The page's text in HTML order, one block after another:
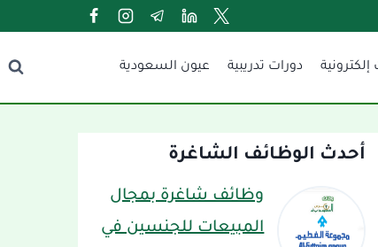
دورات تدريبية عيون السعودية
أحدث الوظائف الشاغرة
وظائف شاغرة بمجال
المبيعات للجنسين في